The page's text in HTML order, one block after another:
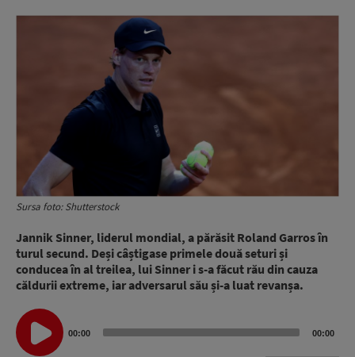
Sursa foto: Shutterstock
Jannik Sinner, liderul mondial, a părăsit Roland Garros în
turul secund. Deși câștigase primele două seturi și
conducea în al treilea, lui Sinner i s-a făcut rău din cauza
căldurii extreme, iar adversarul său și-a luat revanșa.
Audio
Player
00:00 00:00